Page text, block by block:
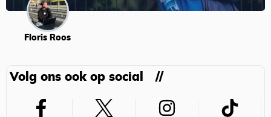
Floris Roos
Volg ons ook op social